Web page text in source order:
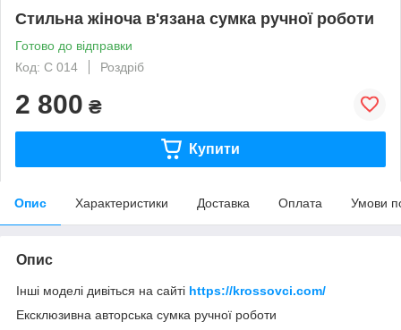
Стильна жіноча в'язана сумка ручної роботи
Готово до відправки
Код: С 014
Роздріб
2 800 ₴
Купити
Опис Характеристики Доставка Оплата Умови
Опис
Інші моделі дивіться на сайті https://krossovci.com/
Ексклюзивна авторська сумка ручної роботи